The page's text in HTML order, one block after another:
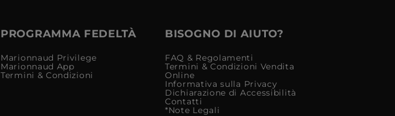
PROGRAMMA FEDELTÀ
Marionnaud Privilege
Marionnaud App
Termini & Condizioni
BISOGNO DI AIUTO?
FAQ & Regolamenti
Termini & Condizioni Vendita
Online
Informativa sulla Privacy
Dichiarazione di Accessibilità
Contatti
*Note Legali